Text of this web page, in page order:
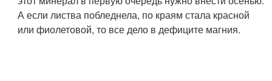
А если листва побледнела, по краям стала красной
или фиолетовой, то все дело в дефиците магния.